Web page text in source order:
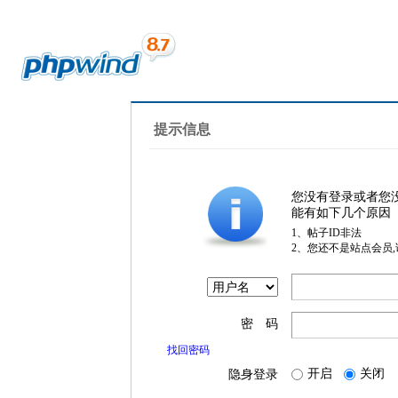
提示信息
您没有登录或者您
能有如下几个原因
1、帖子ID非法
2、您还不是站点会员
密 码
找回密码
隐身登录 开启 关闭